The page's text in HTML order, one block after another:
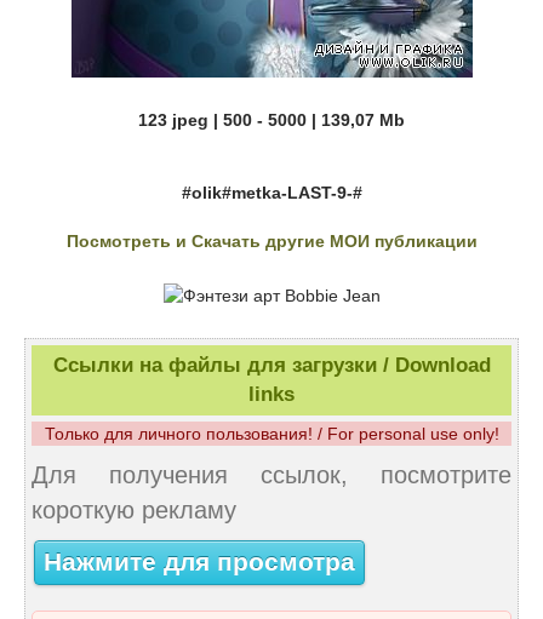
123 jpeg | 500 - 5000 | 139,07 Mb
#olik#metka-LAST-9-#
Посмотреть и Скачать другие МОИ публикации
Ссылки на файлы для загрузки / Download
links
Только для личного пользования! / For personal use only!
Для получения ссылок, посмотрите
короткую рекламу
Нажмите для просмотра